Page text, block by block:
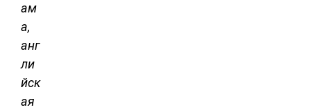
ам
а,
анг
ли
йск
ая